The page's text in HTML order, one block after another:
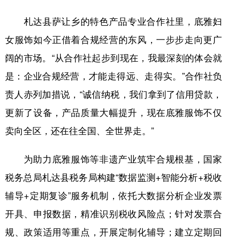
札达县萨让乡的特色产品专业合作社里，底雅妇
女服饰如今正借着合规经营的东风，一步步走向更广
阔的市场。“从合作社起步到现在，我最深刻的体会就
是：企业合规经营，才能走得远、走得实。”合作社负
责人赤列加措说，“诚信纳税，我们拿到了信用贷款，
更新了设备，产品质量大幅提升，现在底雅服饰不仅
卖向全区，还在往全国、全世界走。”
为助力底雅服饰等非遗产业筑牢合规根基，国家
税务总局札达县税务局构建“数据监测+智能分析+税收
辅导+定期复诊”服务机制，依托大数据分析企业发票
开具、申报数据，精准识别税收风险点；针对发票合
规、政策适用等重点，开展定制化辅导；建立定期回